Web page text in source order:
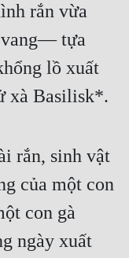
rắn vừa
vang— tựa
lồ xuất
xà Basilisk*.
rắn, sinh vật
của một con
con gà
ngày xuất